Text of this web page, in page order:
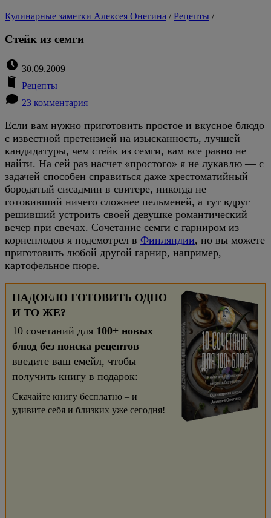
Кулинарные заметки Алексея Онегина /Рецепты /
Стейк из семги
30.09.2009
Рецепты
23 комментария
Если вам нужно приготовить простое и вкусное блюдо
с известной претензией на изысканность, лучшей
кандидатуры, чем стейк из семги, вам все равно не
найти. На сей раз насчет «простого» я не лукавлю — с
задачей способен справиться даже хрестоматийный
бородатый сисадмин в свитере, никогда не
готовивший ничего сложнее пельменей, а тут вдруг
решивший устроить своей девушке романтический
вечер при свечах. Сочетание семги с гарниром из
корнеплодов я подсмотрел в Финляндии, но вы можете
приготовить любой другой гарнир, например,
картофельное пюре.
НАДОЕЛО ГОТОВИТЬ ОДНО
И ТО ЖЕ?
10 сочетаний для 100+ новых
блюд без поиска рецептов –
введите ваш емейл, чтобы
получить книгу в подарок:
Скачайте книгу бесплатно – и
удивите себя и близких уже сегодня!